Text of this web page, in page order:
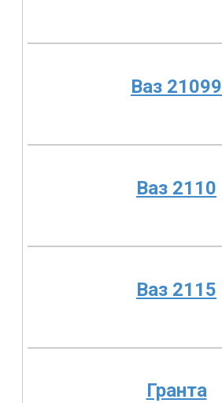
Ваз 21099
Ваз 2110
Ваз 2115
Гранта